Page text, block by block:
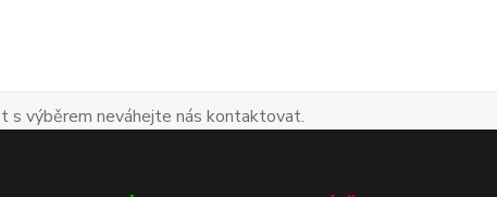
s výběrem neváhejte nás kontaktovat.